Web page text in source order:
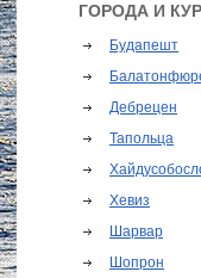
ГОРОДА И
Будапешт
Дебрецен
Тапольца
Хевиз
Шарвар
Шопрон